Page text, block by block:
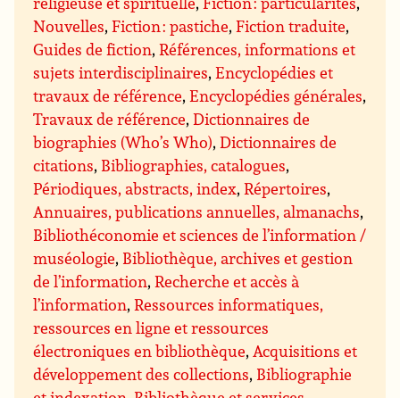
Nouvelles,Fiction : pastiche,Fiction traduite,
Guides de fiction,Références, informations et
sujets interdisciplinaires,Encyclopédies et
travaux de référence,Encyclopédies générales,
Travaux de référence,Dictionnaires de
biographies (Who’s Who),Dictionnaires de
citations, Bibliographies, catalogues,
Périodiques, abstracts, index,Répertoires,
Annuaires, publications annuelles, almanachs,
Bibliothéconomie et sciences de l’information /
muséologie, Bibliothèque, archives et gestion
de l’information,Recherche et accès à
l’information,Ressources informatiques,
ressources en ligne et ressources
électroniques en bibliothèque,Acquisitions et
développement des collections, Bibliographie